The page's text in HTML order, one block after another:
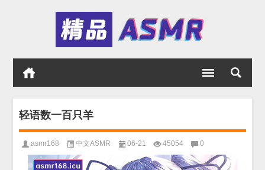
轻语数一百只羊
asmr168 中文ASMR 06-21 45054 0